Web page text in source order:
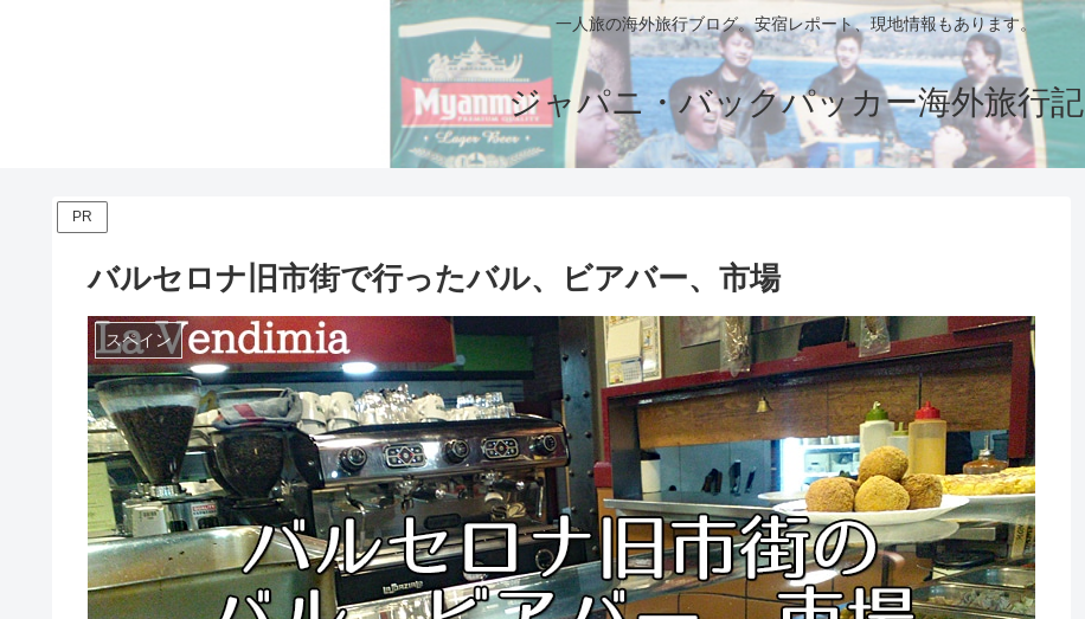
一人旅の海外旅行ブログ。安宿レポート、現地情報もあります。
ジャパニ・バックパッカー海外旅行記
PR
バルセロナ旧市街で行ったバル、ビアバー、市場
スペイン